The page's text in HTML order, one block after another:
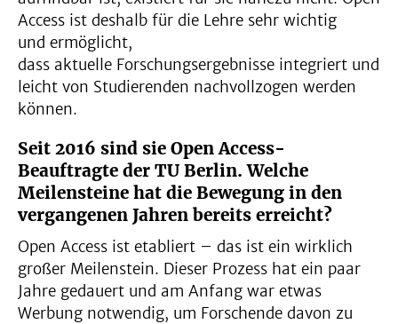
Access ist deshalb für die Lehre sehr wichtig
und ermöglicht,
dass aktuelle Forschungsergebnisse integriert und
leicht von Studierenden nachvollzogen werden
können.
Seit 2016 sind sie Open Access-
Beauftragte der TU Berlin. Welche
Meilensteine hat die Bewegung in den
vergangenen Jahren bereits erreicht?
Open Access ist etabliert – das ist ein wirklich
großer Meilenstein. Dieser Prozess hat ein paar
Jahre gedauert und am Anfang war etwas
Werbung notwendig, um Forschende davon zu